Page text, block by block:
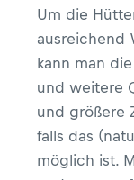
Um die
ausreichend
kann man
und weitere
und größere
falls das
möglich ist.